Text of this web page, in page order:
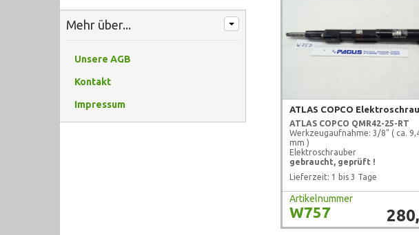
Mehr über...
Unsere AGB
Kontakt
Impressum ATLAS COPCO
ATLAS COPCO QMR42-25-RT
Werkzeugaufnahme: 3/8" ( ca.
mm )
Elektroschrauber
gebraucht, geprüft !
Lieferzeit: 1 bis 3 Tage
Artikelnummer
W757